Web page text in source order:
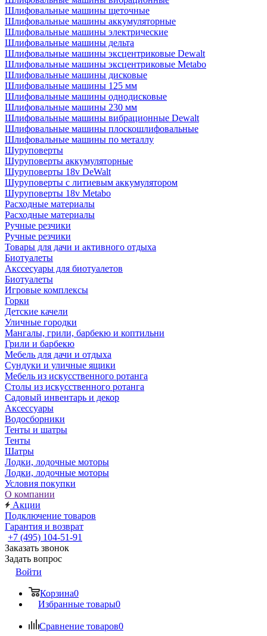
Шлифовальные машины щеточные
Шлифовальные машины аккумуляторные
Шлифовальные машины электрические
Шлифовальные машины дельта
Шлифовальные машины эксцентриковые Dewalt
Шлифовальные машины эксцентриковые Metabo
Шлифовальные машины дисковые
Шлифовальные машины 125 мм
Шлифовальные машины однодисковые
Шлифовальные машины 230 мм
Шлифовальные машины вибрационные Dewalt
Шлифовальные машины плоскошлифовальные
Шлифовальные машины по металлу
Шуруповерты
Шуруповерты аккумуляторные
Шуруповерты 18v DeWalt
Шуруповерты с литиевым аккумулятором
Шуруповерты 18v Metabo
Расходные материалы
Расходные материалы
Ручные резчики
Ручные резчики
Товары для дачи и активного отдыха
Биотуалеты
Акссесуары для биотуалетов
Биотуалеты
Игровые комплексы
Горки
Детские качели
Уличные городки
Мангалы, грили, барбекю и коптильни
Грили и барбекю
Мебель для дачи и отдыха
Сундуки и уличные ящики
Мебель из искусственного ротанга
Столы из искусственного ротанга
Садовый инвентарь и декор
Аксессуары
Водосборники
Тенты и шатры
Тенты
Шатры
Лодки, лодочные моторы
Лодки, лодочные моторы
Условия покупки
О компании
Акции
Подключение товаров
Гарантия и возврат
+7 (495) 104-51-91
Заказать звонок
Задать вопрос
Войти
Корзина0
Избранные товары0
Сравнение товаров0